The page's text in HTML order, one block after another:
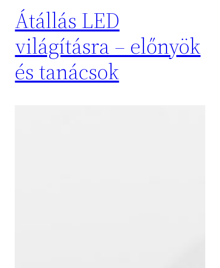
Átállás LED
világításra – előnyök
és tanácsok